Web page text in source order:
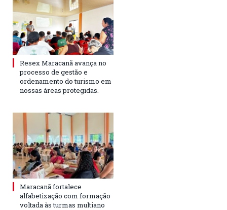
Resex Maracanã avança no
processo de gestão e
ordenamento do turismo em
nossas áreas protegidas.
Maracanã fortalece
alfabetização com formação
voltada às turmas multiano